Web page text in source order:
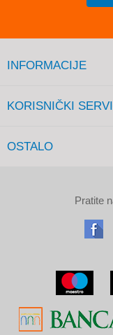
INFORMACIJE
KORISNIČKI
OSTALO
Pratite